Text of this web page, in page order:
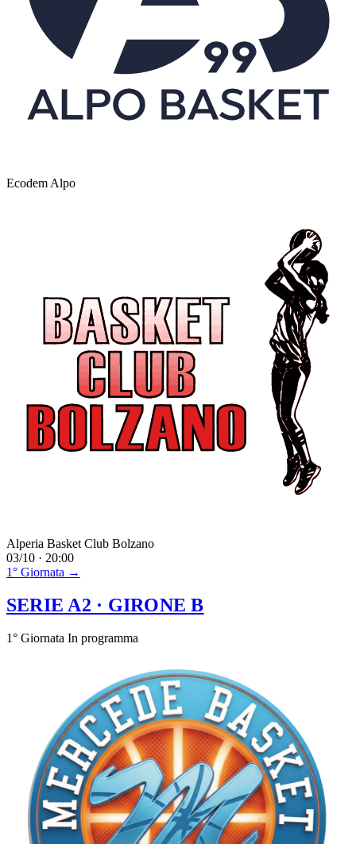
Ecodem Alpo
Alperia Basket Club Bolzano
03/10 · 20:00
1° Giornata →
SERIE A2 · GIRONE B
1° Giornata In programma